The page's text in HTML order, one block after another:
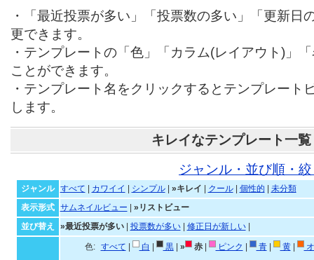
・「最近投票が多い」「投票数の多い」「更新日
更できます。
・テンプレートの「色」「カラム(レイアウト)」
ことができます。
・テンプレート名をクリックするとテンプレート
します。
キレイなテンプレート一覧
ジャンル・並び順・
ジャンル すべて カワイイ シンプル| »キレイ クール| 個性的
未分類
表示形式
サムネイルビュー
»リストビュー
並び替え
»最近投票が多い| 投票数が多い| 修正日が新しい|
色: すべて 白 黒| » 赤| ピンク 青| 黄|